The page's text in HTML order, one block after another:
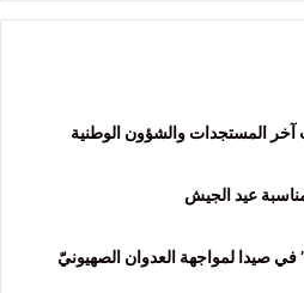
المستجدات والشؤون الوطنية
عيد الجيش
في صيدا لمواجهة العدوان الصهيونيّ